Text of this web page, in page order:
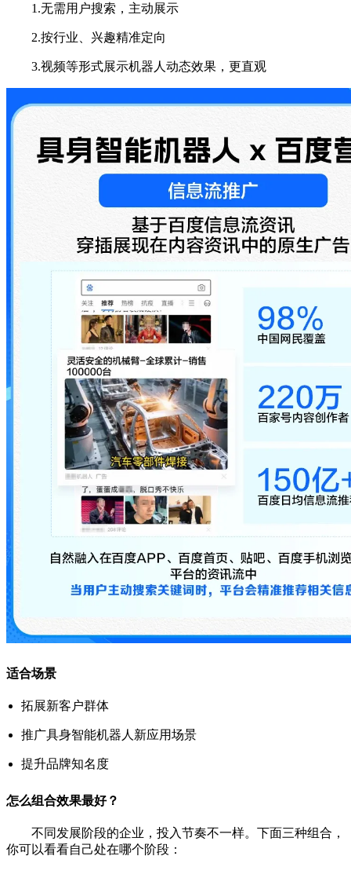
1.无需用户搜索，主动展示
2.按行业、兴趣精准定向
3.视频等形式展示机器人动态效果，更直观
适合场景
拓展新客户群体
推广具身智能机器人新应用场景
提升品牌知名度
怎么组合效果最好？
不同发展阶段的企业，投入节奏不一样。下面三种组合，
你可以看看自己处在哪个阶段：